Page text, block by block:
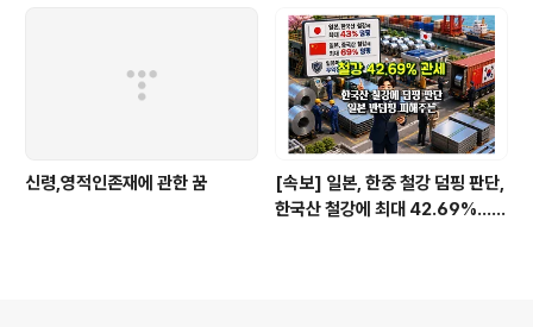
신령,영적인존재에 관한 꿈
[속보] 일본, 한중 철강 덤핑 판단,
한국산 철강에 최대 42.69%…직